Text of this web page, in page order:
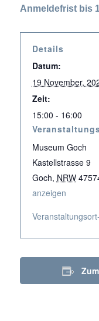
Anmeldefrist bis
Details
Datum:
19 November,
Zeit:
15:00 - 16:00
Museum Goch
Kastellstrasse 9
Goch, NRW
anzeigen